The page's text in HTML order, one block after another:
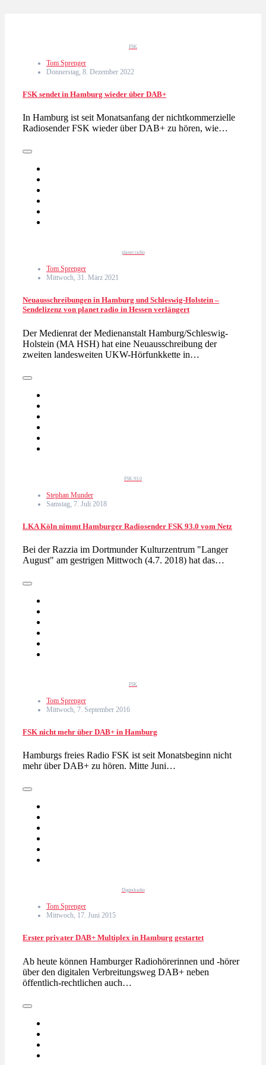
FSK
Tom Sprenger
Donnerstag, 8. Dezember 2022
FSK sendet in Hamburg wieder über DAB+
In Hamburg ist seit Monatsanfang der nichtkommerzielle
Radiosender FSK wieder über DAB+ zu hören, wie…
planet radio
Tom Sprenger
Mittwoch, 31. März 2021
Neuausschreibungen in Hamburg und Schleswig-Holstein –
Sendelizenz von planet radio in Hessen verlängert
Der Medienrat der Medienanstalt Hamburg/Schleswig-
Holstein (MA HSH) hat eine Neuausschreibung der
zweiten landesweiten UKW-Hörfunkkette in…
FSK 93.0
Stephan Munder
Samstag, 7. Juli 2018
LKA Köln nimmt Hamburger Radiosender FSK 93.0 vom Netz
Bei der Razzia im Dortmunder Kulturzentrum "Langer
August" am gestrigen Mittwoch (4.7. 2018) hat das…
FSK
Tom Sprenger
Mittwoch, 7. September 2016
FSK nicht mehr über DAB+ in Hamburg
Hamburgs freies Radio FSK ist seit Monatsbeginn nicht
mehr über DAB+ zu hören. Mitte Juni…
Digitalradio
Tom Sprenger
Mittwoch, 17. Juni 2015
Erster privater DAB+ Multiplex in Hamburg gestartet
Ab heute können Hamburger Radiohörerinnen und -hörer
über den digitalen Verbreitungsweg DAB+ neben
öffentlich-rechtlichen auch…